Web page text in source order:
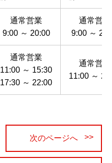
通常営業
9:00 ～ 20:00
通常営業
9:00 ～
通常営業
11:00 ～ 15:30
17:30 ～ 22:00
通常営業
11:00 ～
次のページへ